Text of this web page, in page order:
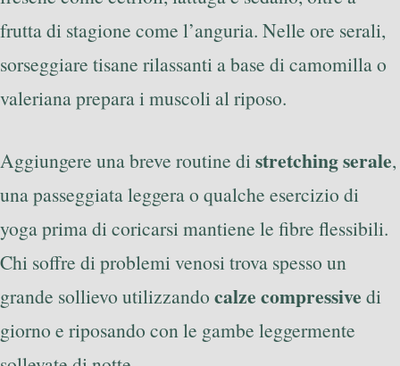
frutta di stagione come l’anguria. Nelle ore serali,
sorseggiare tisane rilassanti a base di camomilla o
valeriana prepara i muscoli al riposo.
Aggiungere una breve routine distretching serale,
una passeggiata leggera o qualche esercizio di
yoga prima di coricarsi mantiene le fibre flessibili.
Chi soffre di problemi venosi trova spesso un
grande sollievo utilizzando calze compressive di
giorno e riposando con le gambe leggermente